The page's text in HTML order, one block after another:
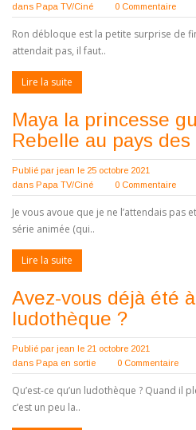
dans Papa TV/Ciné 0 Commentaire
Ron débloque est la petite surprise de
attendait pas, il faut..
Lire la suite
Maya la princesse
Rebelle au pays des
Publié par jean le 25 octobre 2021
dans Papa TV/Ciné 0 Commentaire
Je vous avoue que je ne l’attendais pas
série animée (qui..
Lire la suite
Avez-vous déjà été
ludothèque ?
Publié par jean le 21 octobre 2021
dans Papa en sortie 0 Commentaire
Qu’est-ce qu’un ludothèque ? Quand il
c’est un peu la..